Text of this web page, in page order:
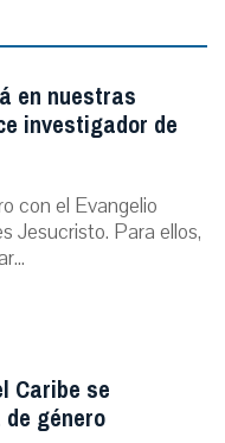
en nuestras
investigador de
con el Evangelio
Jesucristo. Para ellos,
Caribe se
género